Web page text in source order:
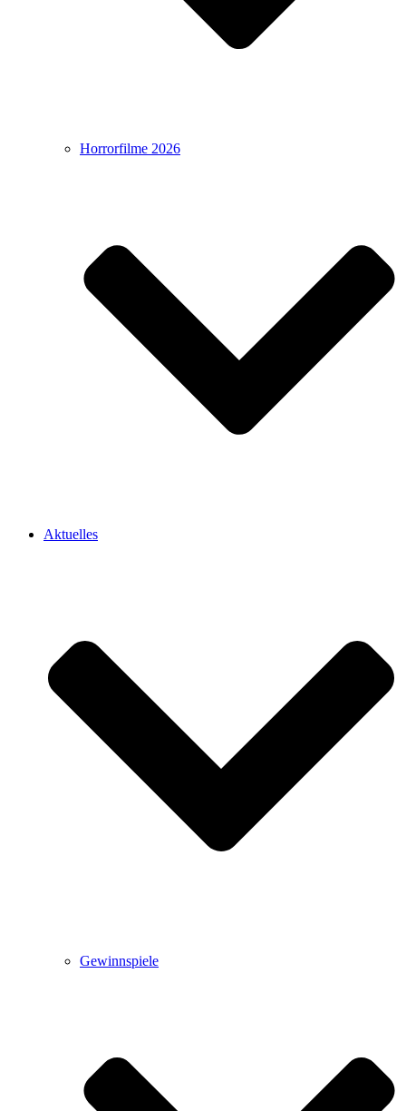
Horrorfilme 2026
Aktuelles
Gewinnspiele